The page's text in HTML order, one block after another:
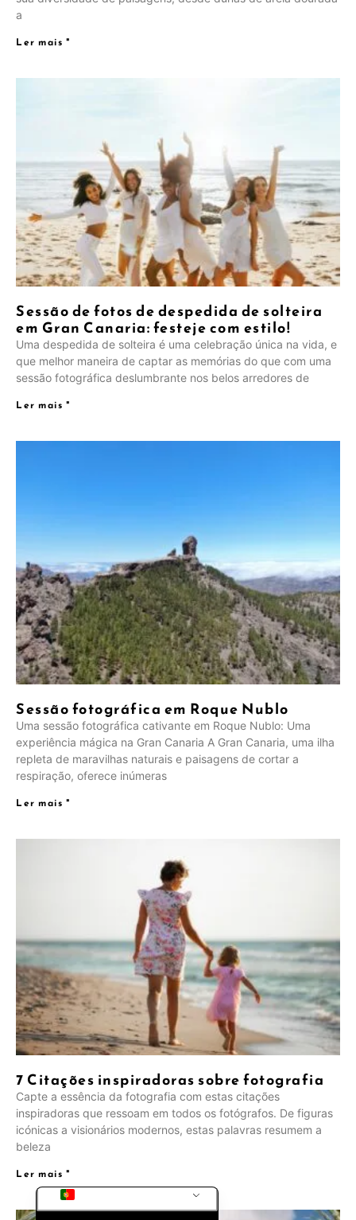
a
Ler mais "
Sessão de fotos de despedida de solteira
em Gran Canaria: festeje com estilo!
Uma despedida de solteira é uma celebração única na vida, e
que melhor maneira de captar as memórias do que com uma
sessão fotográfica deslumbrante nos belos arredores de
Ler mais "
Sessão fotográfica em Roque Nublo
Uma sessão fotográfica cativante em Roque Nublo: Uma
experiência mágica na Gran Canaria A Gran Canaria, uma ilha
repleta de maravilhas naturais e paisagens de cortar a
respiração, oferece inúmeras
Ler mais "
7 Citações inspiradoras sobre fotografia
Capte a essência da fotografia com estas citações
inspiradoras que ressoam em todos os fotógrafos. De figuras
icónicas a visionários modernos, estas palavras resumem a
beleza
Ler mais "
ES
DE_CH_INFORMAL
IT
DA
FI